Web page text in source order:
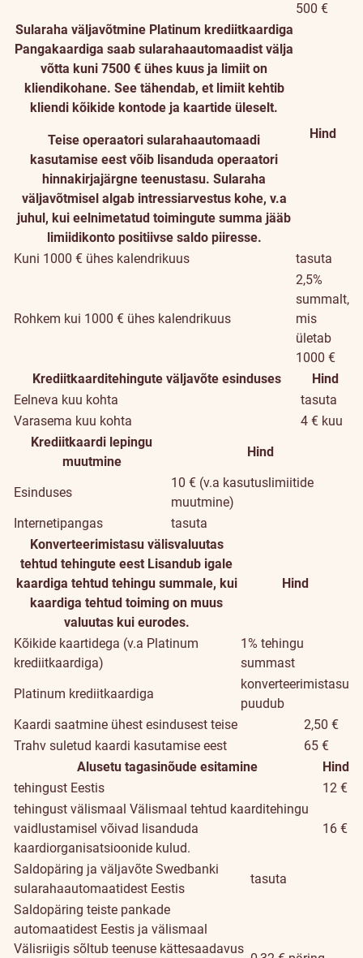
500 €
Sularaha väljavõtmine Platinum krediitkaardiga
Pangakaardiga saab sularahaautomaadist välja
võtta kuni 7500 € ühes kuus ja limiit on
kliendikohane. See tähendab, et limiit kehtib
kliendi kõikide kontode ja kaartide üleselt.
Teise operaatori sularahaautomaadi
kasutamise eest võib lisanduda operaatori
hinnakirjajärgne teenustasu. Sularaha
väljavõtmisel algab intressiarvestus kohe, v.a
juhul, kui eelnimetatud toimingute summa jääb
limiidikonto positiivse saldo piiresse.
Hind
Kuni 1000 € ühes kalendrikuus tasuta
Rohkem kui 1000 € ühes kalendrikuus
2,5%
summalt,
mis
ületab
1000 €
Krediitkaarditehingute väljavõte esinduses
Hind
Eelneva kuu kohta
tasuta
Varasema kuu kohta
4 € kuu
Krediitkaardi lepingu
muutmine
Hind
Esinduses
10 € (v.a kasutuslimiitide
muutmine)
Internetipangas
tasuta
Konverteerimistasu välisvaluutas
tehtud tehingute eest Lisandub igale
kaardiga tehtud tehingu summale, kui
kaardiga tehtud toiming on muus
valuutas kui eurodes.
Hind
Kõikide kaartidega (v.a Platinum
krediitkaardiga)
1% tehingu
summast
Platinum krediitkaardiga
konverteerimistasu
puudub
Kaardi saatmine ühest esindusest teise
2,50 €
Trahv suletud kaardi kasutamise eest
65 €
Alusetu tagasinõude esitamine
Hind
tehingust Eestis
12 €
tehingust välismaal Välismaal tehtud kaarditehingu
vaidlustamisel võivad lisanduda
kaardiorganisatsioonide kulud.
16 €
Saldopäring ja väljavõte Swedbanki
sularahaautomaatidest Eestis
tasuta
Saldopäring teiste pankade
automaatidest Eestis ja välismaal
Välisriigis sõltub teenuse kättesaadavus